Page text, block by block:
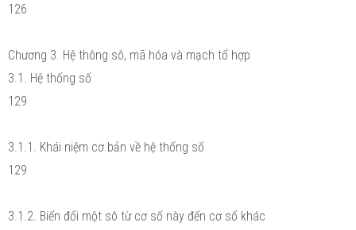
126
Chương 3. Hệ thông sô, mã hóa và mạch tổ hợp
3.1. Hệ thống số
129
3.1.1. Khái niệm cơ bản về hệ thống số
129
3.1.2. Biến đổi một sô từ cơ số này đến cơ số khác